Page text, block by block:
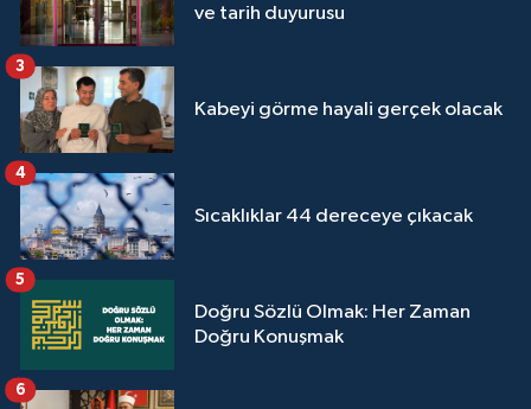
ve tarih duyurusu
Kabeyi görme hayali gerçek olacak
3
Sıcaklıklar 44 dereceye çıkacak
4
Doğru Sözlü Olmak: Her Zaman
Doğru Konuşmak
5
6